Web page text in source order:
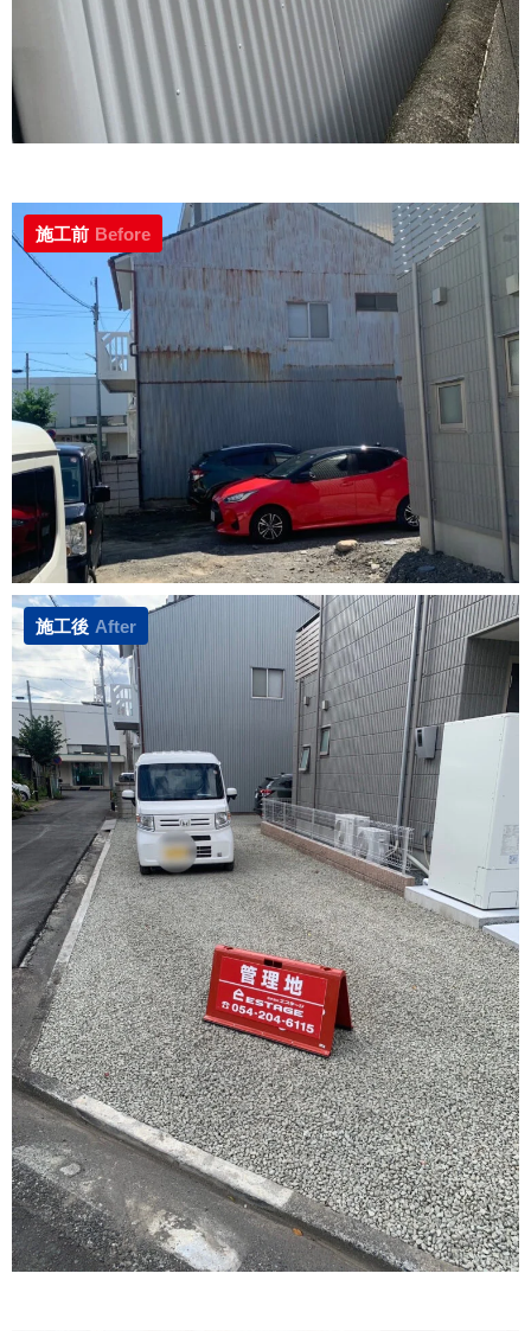
施工前 Before
施工後 After